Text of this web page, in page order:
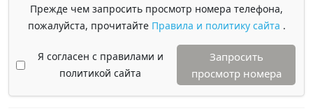
Прежде чем запросить просмотр номера телефона,
пожалуйста, прочитайте Правила и политику сайта .
Я согласен с правилами и
политикой сайта
Запросить
просмотр номера